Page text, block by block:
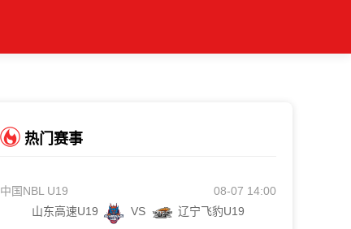
热门赛事
中国NBL U19
08-07 14:00
山东高速U19
VS 辽宁飞豹U19